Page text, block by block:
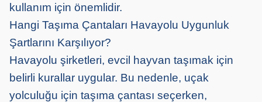
kullanım için önemlidir.
Hangi Taşıma Çantaları Havayolu Uygunluk
Şartlarını Karşılıyor?
Havayolu şirketleri, evcil hayvan taşımak için
belirli kurallar uygular. Bu nedenle, uçak
yolculuğu için taşıma çantası seçerken,